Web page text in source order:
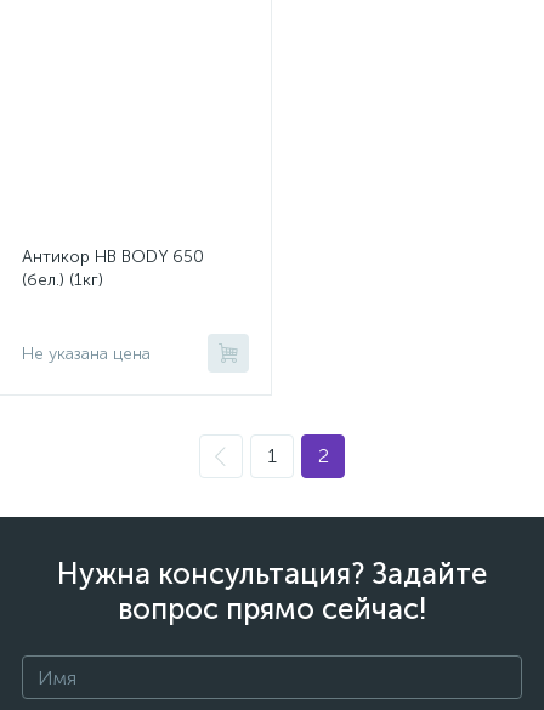
Антикор HB BODY 650
(бел.) (1кг)
Не указана цена
1 2
Нужна консультация? Задайте
вопрос прямо сейчас!